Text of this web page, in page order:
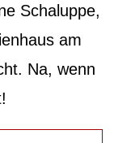
Schaluppe,
am
Na, wenn